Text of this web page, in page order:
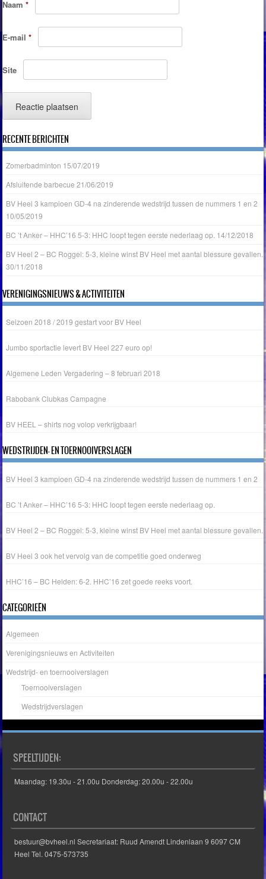
Naam*
E-mail*
Site
RECENTE BERICHTEN
Zomerbadminton 15/07/2019
Afsluitende barbecue 21/06/2019
BV Heel 3 kampioen GD-4 na zinderende wedstrijd tussen de nummers 1 en 2
10/05/2019
BC ’t Anker – HHC’16 5-3: HHC loopt tegen eerste nederlaag op. 14/12/2018
BV Heel 2 – BC Roggel: 5-3, kleine winst BV Heel met aantal blessure gevallen.
30/11/2018
VERENIGINGSNIEUWS & ACTIVITEITEN
Seizoen 2018 / 2019 gestart voor BV Heel
Jumbo sportactie levert BV Heel 227 euro op!
Algemene Leden Vergadering – 8 februari 2018
Rabobank Clubkas Campagne
BV HEEL – shirts nog volop verkrijgbaar!
WEDSTRIJDEN- EN TOERNOOIVERSLAGEN
BV Heel 3 kampioen GD-4 na zinderende wedstrijd tussen de nummers 1 en 2
BC ’t Anker – HHC’16 5-3: HHC loopt tegen eerste nederlaag op.
BV Heel 2 – BC Roggel: 5-3, kleine winst BV Heel met aantal blessure gevallen.
BV Heel 3 ook het vervolg van de competitie goed onderweg
HHC’16 – BC Helden: 6-2. HHC’16 zet goede reeks voort.
CATEGORIEËN
Algemeen
Verenigingsnieuws en Activiteiten
Wedstrijd- en toernooiverslagen
Toernooiverslagen
Wedstrijdverslagen
SPEELTIJDEN:
Maandag: 19.30u - 21.00u Donderdag: 20.00u - 22.00u
CONTACT
bestuur@bvheel.nl Secretariaat: Ruud Amendt Lindenlaan 9 6097 CM
Heel Tel. 0475-573735